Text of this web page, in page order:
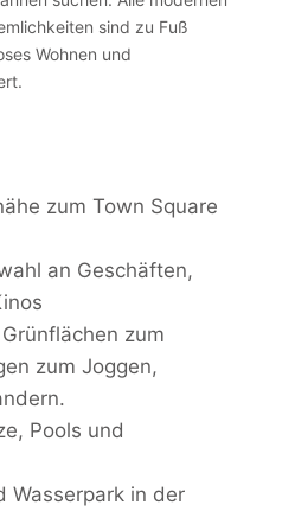
sind zu Fuß
Wohnen und
zum Town Square
an Geschäften,
zum
zum Joggen,
Pools und
Wasserpark in der